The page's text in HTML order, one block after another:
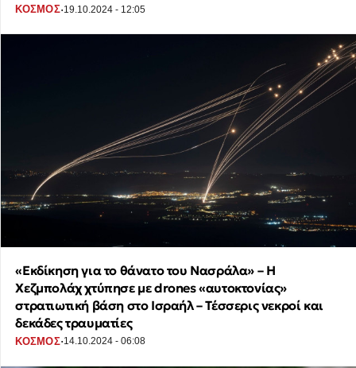
ΚΟΣΜΟΣ·19.10.2024 - 12:05
«Εκδίκηση για το θάνατο του Νασράλα» – Η
Χεζμπολάχ χτύπησε με drones «αυτοκτονίας»
στρατιωτική βάση στο Ισραήλ – Τέσσερις νεκροί και
δεκάδες τραυματίες
ΚΟΣΜΟΣ·14.10.2024 - 06:08